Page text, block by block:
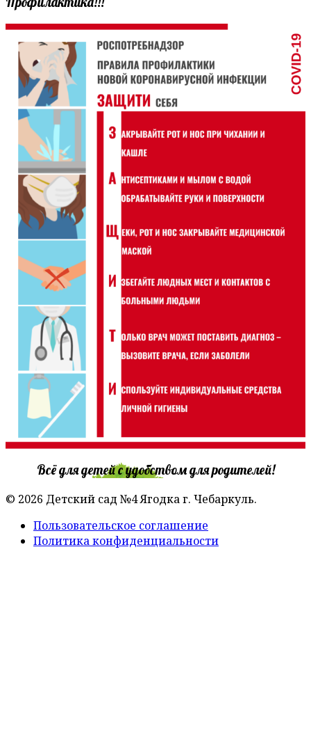
Всё для детей с удобством для родителей!
© 2026 Детский сад №4 Ягодка г. Чебаркуль.
Пользовательское соглашение
Политика конфиденциальности